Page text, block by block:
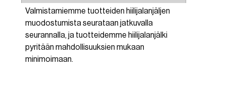
Valmistamiemme tuotteiden hiilijalanjäljen
muodostumista seurataan jatkuvalla
seurannalla, ja tuotteidemme hiilijalanjälki
pyritään mahdollisuuksien mukaan
minimoimaan.